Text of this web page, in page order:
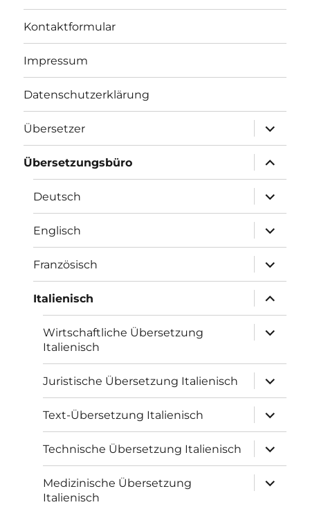
Kontaktformular
Impressum
Datenschutzerklärung
Übersetzer
öffnen
Übersetzungsbüro
öffnen
Deutsch
öffnen
Englisch
öffnen
Französisch
öffnen
Italienisch
öffnen
Wirtschaftliche Übersetzung
Italienisch
öffnen
Juristische Übersetzung Italienisch
öffnen
Text-Übersetzung Italienisch
öffnen
Technische Übersetzung Italienisch
öffnen
Medizinische Übersetzung
Italienisch
öffnen